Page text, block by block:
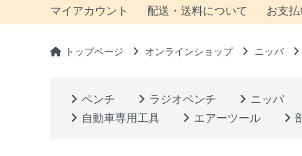
マイアカウント 配送・送料について お支
トップページ オンラインショップ ニッパ
ペンチ ラジオペンチ ニッパ
自動車専用工具
エアーツール